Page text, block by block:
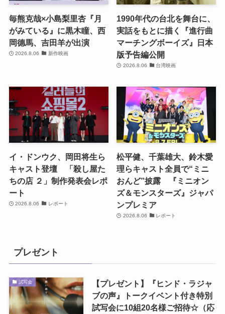
毎熊克哉×小島梨里杏『月
がみている』に黒木瞳、西
岡德馬、吉田羊が出演
2026.8.06 新作映画
1990年代の台北を舞台に、
実話をもとに描く『進行曲
マーチングボーイズ』日本
版予告編公開
2026.8.06 台湾映画
イ・ドンウク、岡田将生ら
キャスト登壇 「殺し屋た
ちの店 ２」制作発表会レポ
ート
2026.8.06 レポート
松平健、千葉雄大、鈴木愛
理らキャスト全員で“ミニ
おんど”披露 『ミニオン
ズ＆モンスターズ』ジャパ
ンプレミア
2026.8.06 レポート
プレゼント
試写会
【プレゼント】『ヒンド・ラジャ
ブの声』トークイベント付き特別
試写会に10組20名様ご招待☆（応